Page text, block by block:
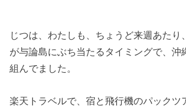
じつは、わたしも、ちょうど来週あたり
が与論島にぶち当たるタイミングで、沖
組んでました。
楽天トラベルで、宿と飛行機のパックツ